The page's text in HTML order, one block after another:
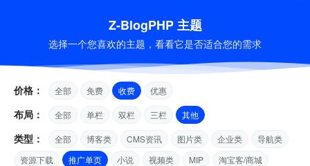
Z-BlogPHP 主题
选择一个您喜欢的主题，看看它是否适合您的需求
价格： 全部 免费 收费 优惠
布局： 全部 单栏 双栏 三栏 其他
类型： 全部 博客类 CMS资讯 图片类 企业类
导航类
资源下载
推广单页 小说 视频类 MIP
淘宝客/商城